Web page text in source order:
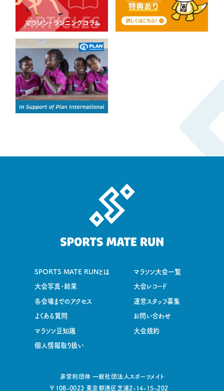
SPORTS MATE RUNとは マラソン大会一覧
大会写真・結果 大会レコード
各会場までのアクセス 運営スタッフ募集
よくある質問 お問い合わせ
マラソン豆知識 大会規約
個人情報取り扱い
非営利団体 一般社団法人スポーツメイト
〒108-0023 東京都港区芝浦2-14-15-202